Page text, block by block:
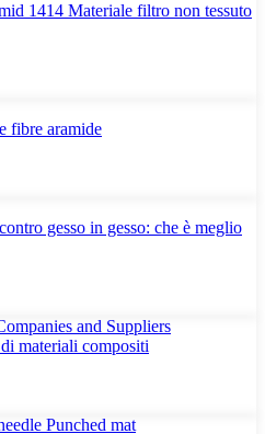
1414 Materiale filtro non tessuto
fibre aramide
gesso in gesso: che è meglio
materiali compositi